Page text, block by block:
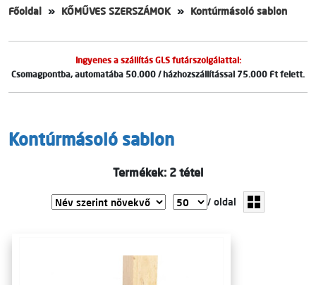
Főoldal KŐMŰVES SZERSZÁMOK Kontúrmásoló sablon
Ingyenes a szállítás GLS futárszolgálattal:
Csomagpontba, automatába 50.000 / házhozszállítással 75.000 Ft felett.
Kontúrmásoló sablon
Termékek: 2 tétel
/ oldal